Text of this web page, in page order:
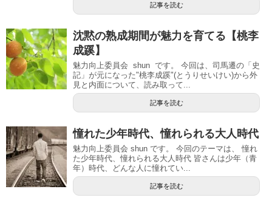
記事を読む
沈黙の熟成期間が魅力を育てる【桃李
成蹊】
魅力向上委員会 shun です。 今回は、司馬遷の「史
記」が元になった"桃李成蹊"(とうりせいけい)から外
見と内面について、読み取って...
記事を読む
憧れた少年時代、憧れられる大人時代
魅力向上委員会 shun です。 今回のテーマは、 憧れ
た少年時代、憧れられる大人時代 皆さんは少年（青
年）時代、どんな人に憧れてい...
記事を読む